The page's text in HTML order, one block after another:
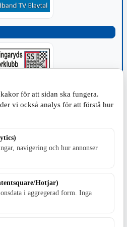
grundat 1991 som sedan 2002 ger
2010 lanserades Värnamo.nu. Från
tre kommuner: Gnosjö,
för att sidan ska fungera.
vi också analys för att förstå hur
navigering och hur annonser
Hotjar)
i aggregerad form. Inga